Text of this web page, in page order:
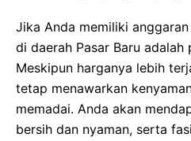
Jika Anda memiliki
di daerah Pasar Baru
Meskipun harganya lebih
tetap menawarkan
memadai. Anda akan
bersih dan nyaman, serta